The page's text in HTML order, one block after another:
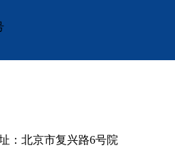
：北京市复兴路6号院